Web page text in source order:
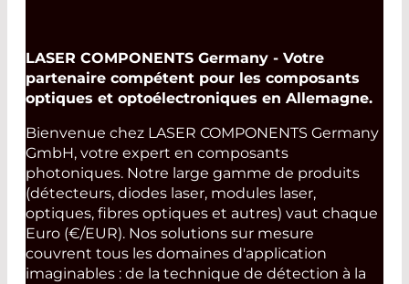
LASER COMPONENTS Germany - Votre
partenaire compétent pour les composants
optiques et optoélectroniques en Allemagne.
Bienvenue chez LASER COMPONENTS Germany
GmbH, votre expert en composants
photoniques. Notre large gamme de produits
(détecteurs, diodes laser, modules laser,
optiques, fibres optiques et autres) vaut chaque
Euro (€/EUR). Nos solutions sur mesure
couvrent tous les domaines d'application
imaginables : de la technique de détection à la